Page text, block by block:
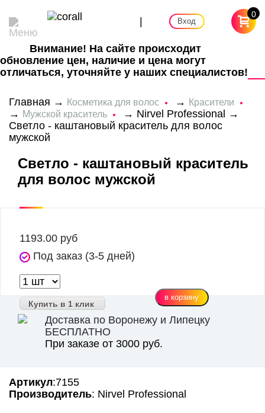
| Вход
0
Внимание! На сайте происходит
обновление цен, наличие и цена могут
отличаться, уточняйте у наших специалистов!
Главная → Косметика для волос → Красители
→ Мужской краситель → Nirvel Professional →
Светло - каштановый краситель для волос
мужской
Светло - каштановый краситель
для волос мужской
1193.00 руб
Под заказ (3-5 дней)
Купить в 1 клик
Доставка по Воронежу и Липецку
БЕСПЛАТНО
При заказе от 3000 руб.
Артикул:7155
Производитель: Nirvel Professional